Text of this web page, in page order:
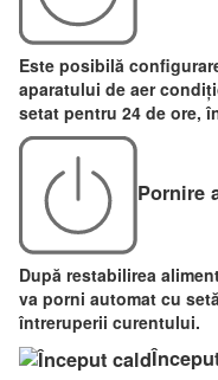
Este posibilă
aparatului de aer
setat pentru 24 de ore,
Pornire
După restabilirea
va porni automat cu
întreruperii curentului.